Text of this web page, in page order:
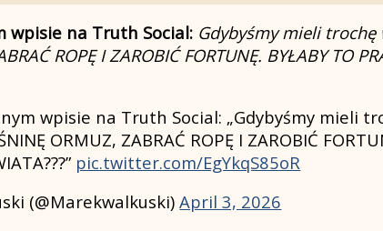
wpisie na Truth Social: Gdybyśmy mieli trochę
ROPĘ I ZAROBIĆ FORTUNĘ. BYŁABY TO
wpisie na Truth Social: „Gdybyśmy mieli
ORMUZ, ZABRAĆ ROPĘ I ZAROBIĆ
pic.twitter.com/EgYkqS85oR
(@Marekwalkuski)April 3, 2026